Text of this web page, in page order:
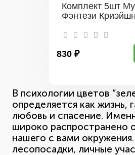
Комплект 5шт
Фэнтези Криэйшн
830 ₽
В психологии цветов
определяется как жизнь,
любовь и спасение.
широко распространено
нашего с вами
лесопосадки, личные